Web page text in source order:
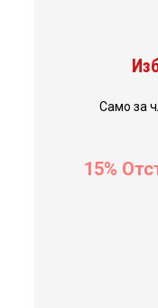
Само за
15%